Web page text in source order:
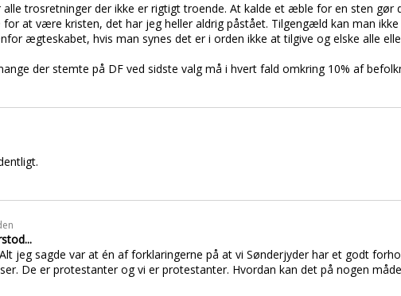
trosretninger der ikke er rigtigt troende. At kalde et æble for en sten gør
for at være kristen, det har jeg heller aldrig påstået. Tilgengæld kan man
ægteskabet, hvis man synes det er i orden ikke at tilgive og elske alle
der stemte på DF ved sidste valg må i hvert fald omkring 10% af
jeg sagde var at én af forklaringerne på at vi Sønderjyder har et godt
De er protestanter og vi er protestanter. Hvordan kan det på nogen